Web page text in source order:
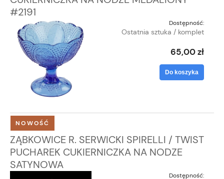
#2191
Dostępność:
Ostatnia sztuka / komplet
65,00 zł
Do koszyka
ZĄBKOWICE R. SERWICKI SPIRELLI / TWIST
PUCHAREK CUKIERNICZKA NA NODZE
SATYNOWA
Dostępność:
NOWOŚĆ